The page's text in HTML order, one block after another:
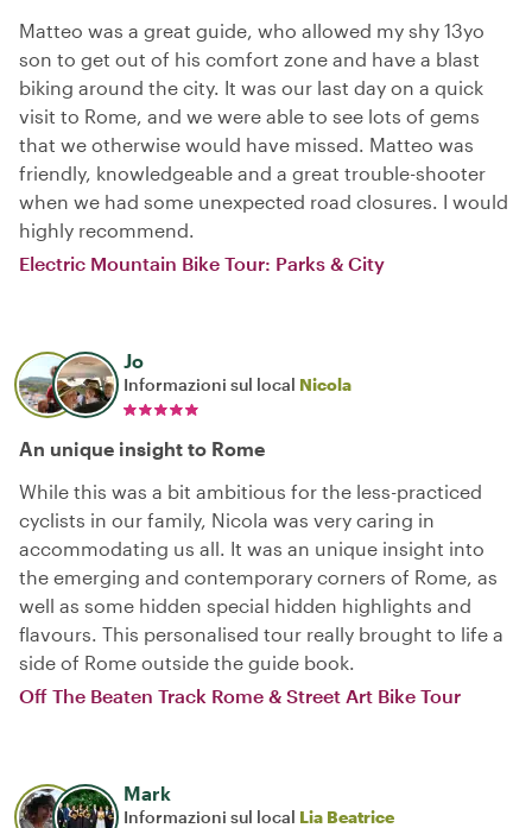
Matteo was a great guide, who allowed my shy 13yo
son to get out of his comfort zone and have a blast
biking around the city. It was our last day on a quick
visit to Rome, and we were able to see lots of gems
that we otherwise would have missed. Matteo was
friendly, knowledgeable and a great trouble-shooter
when we had some unexpected road closures. I would
highly recommend.
Electric Mountain Bike Tour: Parks & City
Jo
Informazioni sul local Nicola
An unique insight to Rome
While this was a bit ambitious for the less-practiced
cyclists in our family, Nicola was very caring in
accommodating us all. It was an unique insight into
the emerging and contemporary corners of Rome, as
well as some hidden special hidden highlights and
flavours. This personalised tour really brought to life a
side of Rome outside the guide book.
Off The Beaten Track Rome & Street Art Bike Tour
Mark
Informazioni sul local Lia Beatrice